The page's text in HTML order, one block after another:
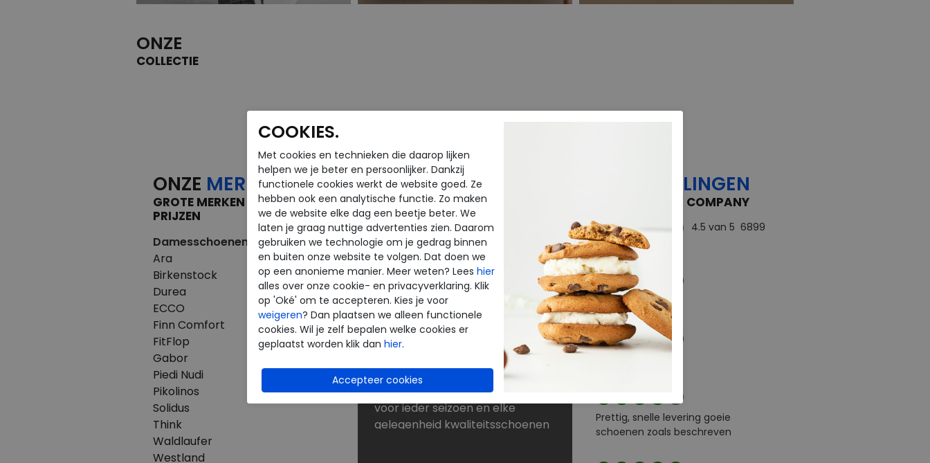
ONZE
COLLECTIE
ONZE MERKEN
GROTE MERKEN VOOR KLEINE
PRIJZEN
Damesschoenen
Ara
Birkenstock
Durea
ECCO
Finn Comfort
FitFlop
Gabor
Piedi Nudi
Pikolinos
Solidus
Think
Waldlaufer
Westland
Herenschoenen
Australian
Birkenstock
Clarks
ECCO
Finn Comfort
Mephisto
Westland
NU KORTINGEN TOT 60%
Dé schoenen outlet met grote
merken
Bij Merkschoenenstunter vindt u
outlet schoenen van de beste
merken. De new arrivals van uw
favoriete merk verrassen elke
keer weer. Op zoek naar
schoenen voor lange
strandwandelingen? Naar
laarzen voor de winter? Of kunt u
nog wel een paar slippers of
sandalen gebruiken? U shopt
voor ieder seizoen en elke
gelegenheid kwaliteitsschoenen
BEOORDELINGEN
THE FEEDBACK COMPANY
4.5 van 5 6899
beoordelingen
Goed
Prettig, snelle levering goeie
schoenen zoals beschreven
COOKIES.
Met cookies en technieken die daarop lijken
helpen we je beter en persoonlijker. Dankzij
functionele cookies werkt de website goed. Ze
hebben ook een analytische functie. Zo maken
we de website elke dag een beetje beter. We
laten je graag nuttige advertenties zien. Daarom
gebruiken we technologie om je gedrag binnen
en buiten onze website te volgen. Dat doen we
op een anonieme manier. Meer weten? Lees hier
alles over onze cookie- en privacyverklaring. Klik
op 'Oké' om te accepteren. Kies je voor
weigeren? Dan plaatsen we alleen functionele
cookies. Wil je zelf bepalen welke cookies er
geplaatst worden klik dan hier.